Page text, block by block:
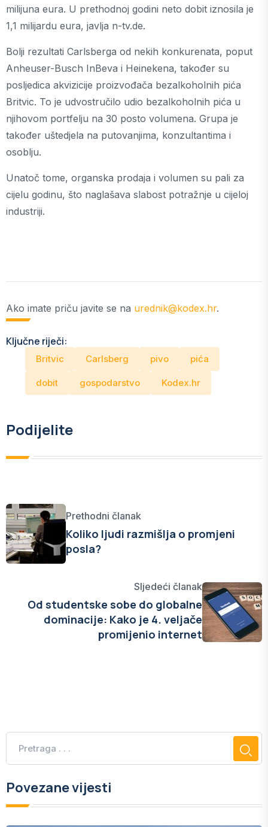
milijuna eura. U prethodnoj godini neto dobit iznosila je
1,1 milijardu eura, javlja n-tv.de.
Bolji rezultati Carlsberga od nekih konkurenata, poput
Anheuser-Busch InBeva i Heinekena, također su
posljedica akvizicije proizvođača bezalkoholnih pića
Britvic. To je udvostručilo udio bezalkoholnih pića u
njihovom portfelju na 30 posto volumena. Grupa je
također uštedjela na putovanjima, konzultantima i
osoblju.
Unatoč tome, organska prodaja i volumen su pali za
cijelu godinu, što naglašava slabost potražnje u cijeloj
industriji.
Ako imate priču javite se na urednik@kodex.hr.
Ključne riječi:
Britvic Carlsberg pivo pića
dobit gospodarstvo Kodex.hr
Podijelite
Prethodni članak
Koliko ljudi razmišlja o promjeni
posla?
Sljedeći članak
Od studentske sobe do globalne
dominacije: Kako je 4. veljače
promijenio internet
Povezane vijesti